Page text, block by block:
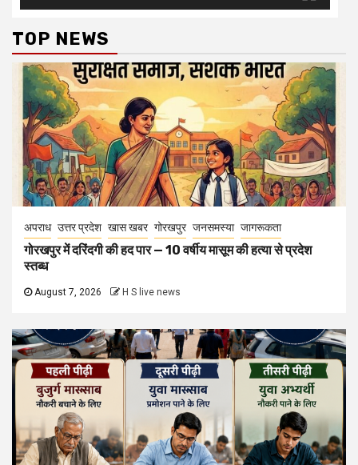
TOP NEWS
अपराध उत्तर प्रदेश खास खबर गोरखपुर जनसमस्या जागरूकता
गोरखपुर में दरिंदगी की हद पार — 10 वर्षीय मासूम की हत्या से प्रदेश
स्तब्ध
August 7, 2026 H S live news